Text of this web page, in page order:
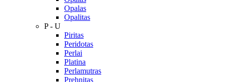
Opalas
Opalitas
P - U
Piritas
Peridotas
Perlai
Platina
Perlamutras
Prehnitas